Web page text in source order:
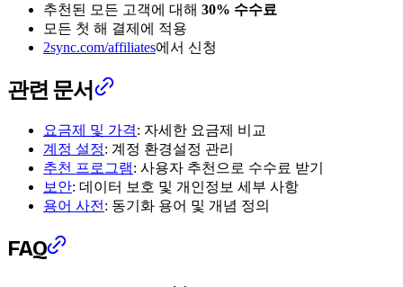
추천된 모든 고객에 대해 30% 수수료
모든 첫 해 결제에 적용
2sync.com/affiliates에서 신청
관련 문서
요금제 및 가격: 자세한 요금제 비교
계정 설정: 계정 환경설정 관리
추천 프로그램: 사용자 추천으로 수수료 받기
보안: 데이터 보호 및 개인정보 세부 사항
용어 사전: 동기화 용어 및 개념 정의
FAQ